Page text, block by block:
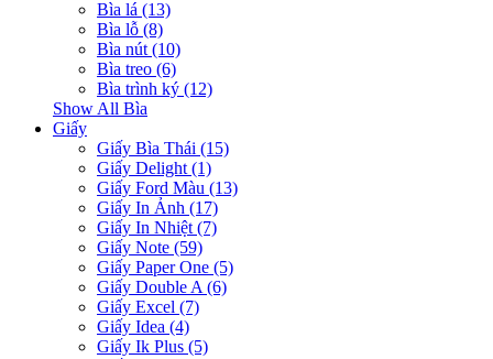
Bìa lá (13)
Bìa lỗ (8)
Bìa nút (10)
Bìa treo (6)
Bìa trình ký (12)
Show All Bìa
Giấy
Giấy Bìa Thái (15)
Giấy Delight (1)
Giấy Ford Màu (13)
Giấy In Ảnh (17)
Giấy In Nhiệt (7)
Giấy Note (59)
Giấy Paper One (5)
Giấy Double A (6)
Giấy Excel (7)
Giấy Idea (4)
Giấy Ik Plus (5)